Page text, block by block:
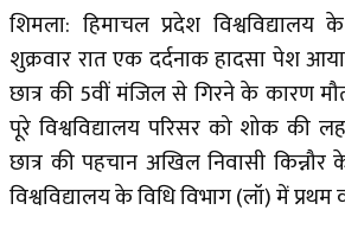
​​शिमला: हिमाचल प्रदेश
शुक्रवार रात एक दर्दनाक हादसा पेश
छात्र की 5वीं मंजिल से गिरने के कारण
पूरे विश्वविद्यालय परिसर को शोक
छात्र की पहचान अखिल निवासी
विश्वविद्यालय के विधि विभाग (लॉ) में प्रथम